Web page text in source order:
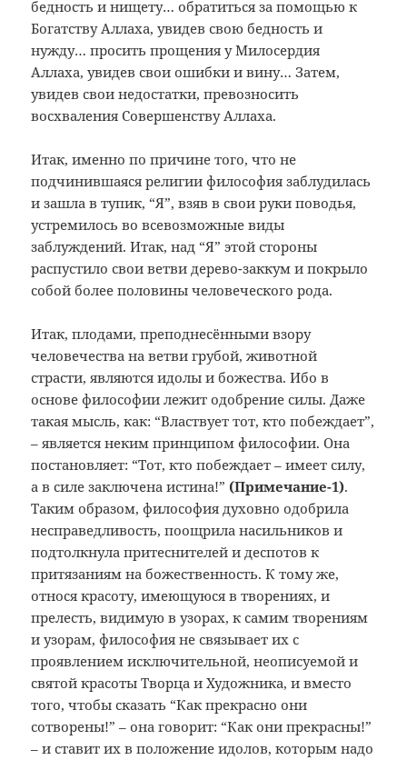
бедность и нищету… обратиться за помощью к
Богатству Аллаха, увидев свою бедность и
нужду… просить прощения у Милосердия
Аллаха, увидев свои ошибки и вину… Затем,
увидев свои недостатки, превозносить
восхваления Совершенству Аллаха.
Итак, именно по причине того, что не
подчинившаяся религии философия заблудилась
и зашла в тупик, “Я”, взяв в свои руки поводья,
устремилось во всевозможные виды
заблуждений. Итак, над “Я” этой стороны
распустило свои ветви дерево-заккум и покрыло
собой более половины человеческого рода.
Итак, плодами, преподнесёнными взору
человечества на ветви грубой, животной
страсти, являются идолы и божества. Ибо в
основе философии лежит одобрение силы. Даже
такая мысль, как: “Властвует тот, кто побеждает”,
– является неким принципом философии. Она
постановляет: “Тот, кто побеждает – имеет силу,
а в силе заключена истина!” (Примечание-1).
Таким образом, философия духовно одобрила
несправедливость, поощрила насильников и
подтолкнула притеснителей и деспотов к
притязаниям на божественность. К тому же,
относя красоту, имеющуюся в творениях, и
прелесть, видимую в узорах, к самим творениям
и узорам, философия не связывает их с
проявлением исключительной, неописуемой и
святой красоты Творца и Художника, и вместо
того, чтобы сказать “Как прекрасно они
сотворены!” – она говорит: “Как они прекрасны!”
– и ставит их в положение идолов, которым надо